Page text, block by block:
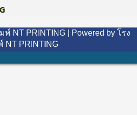
NT PRINTING | Powered by โรง
NT PRINTING